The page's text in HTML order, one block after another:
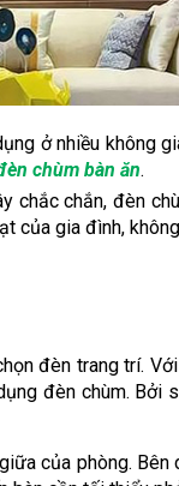
ở nhiều không
chùm bàn ăn.
chắc chắn, đèn
của gia đình,
đèn trang trí.
đèn chùm. Bởi
của phòng.